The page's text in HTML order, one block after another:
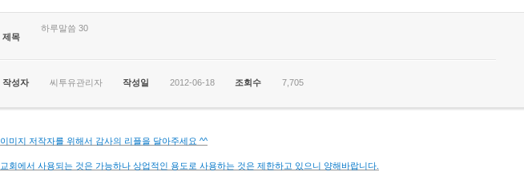
제목
하루말씀 30
작성자 씨투유관리자 작성일 2012-06-18 조회수 7,705
이미지 저작자를 위해서 감사의 리플을 달아주세요 ^^
교회에서 사용되는 것은 가능하나 상업적인 용도로 사용하는 것은 제한하고 있으니 양해바랍니다.